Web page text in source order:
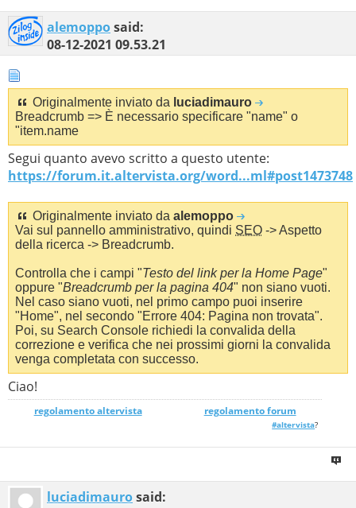
alemopposaid:
08-12-2021 09.53.21
Originalmente inviato da luciadimauro
Breadcrumb => È necessario specificare "name" o
"item.name
Segui quanto avevo scritto a questo utente:
https://forum.it.altervista.org/word...ml#post1473748
Originalmente inviato da alemoppo
Vai sul pannello amministrativo, quindi SEO -> Aspetto
della ricerca -> Breadcrumb.
Controlla che i campi "Testo del link per la Home Page"
oppure "Breadcrumb per la pagina 404" non siano vuoti.
Nel caso siano vuoti, nel primo campo puoi inserire
"Home", nel secondo "Errore 404: Pagina non trovata".
Poi, su Search Console richiedi la convalida della
correzione e verifica che nei prossimi giorni la convalida
venga completata con successo.
Ciao!
regolamento altervista_______________ regolamento forum
#altervista?
luciadimaurosaid: